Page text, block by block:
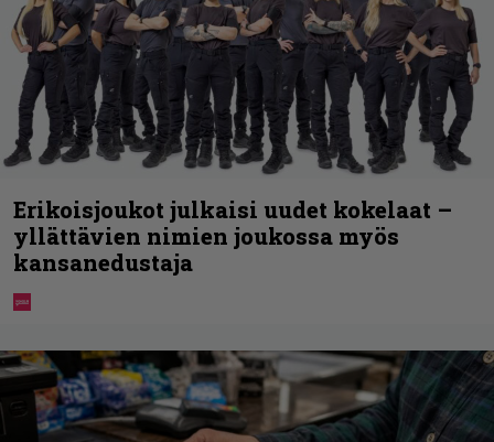
Erikoisjoukot julkaisi uudet kokelaat –
yllättävien nimien joukossa myös
kansanedustaja